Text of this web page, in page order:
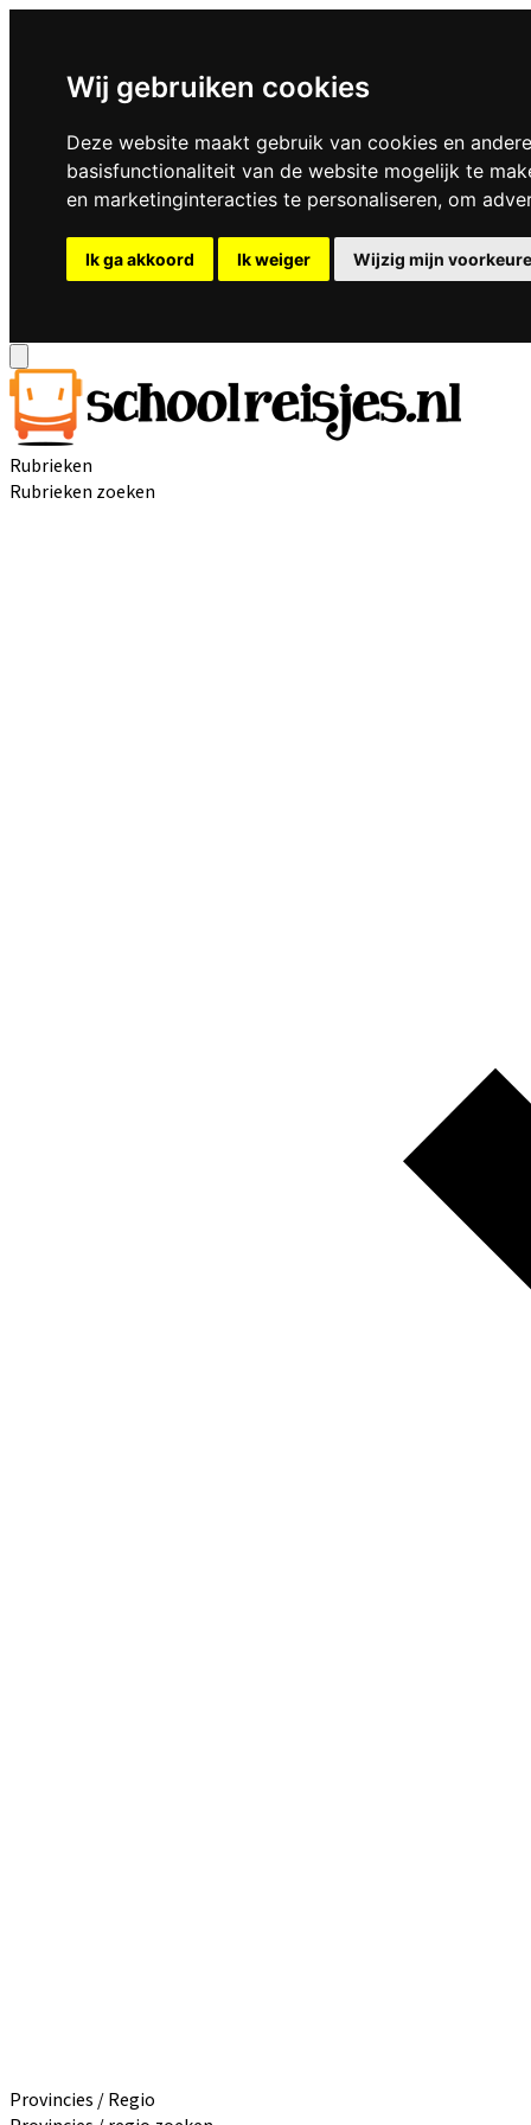
Wij gebruiken cookies
Deze website maakt gebruik van cookies en
basisfunctionaliteit van de website mogelijk te
en marketinginteracties te personaliseren, om
Ik ga akkoord Ik weiger Wijzig mijn
Rubrieken
Rubrieken zoeken
Provincies / Regio